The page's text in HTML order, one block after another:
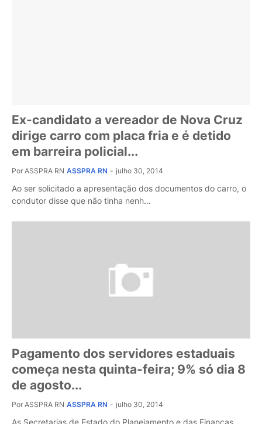
Ex-candidato a vereador de Nova Cruz
dirige carro com placa fria e é detido
em barreira policial...
Por ASSPRA RN ASSPRA RN - julho 30, 2014
Ao ser solicitado a apresentação dos documentos do carro, o
condutor disse que não tinha nenh…
Pagamento dos servidores estaduais
começa nesta quinta-feira; 9% só dia 8
de agosto...
Por ASSPRA RN ASSPRA RN - julho 30, 2014
As Secretarias de Estado do Planejamento e das Finanças